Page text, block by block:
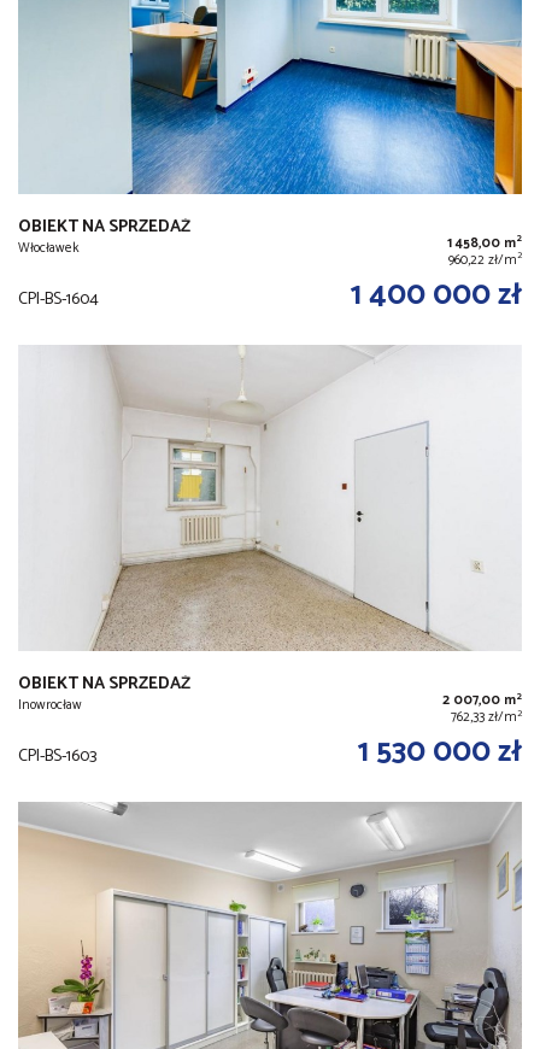
OBIEKT NA SPRZEDAŻ
Włocławek 1 458,00 m2
960,22 zł/m2
CPI-BS-1604 1 400 000 zł
OBIEKT NA SPRZEDAŻ
Inowrocław 2 007,00 m2
762,33 zł/m2
CPI-BS-1603 1 530 000 zł